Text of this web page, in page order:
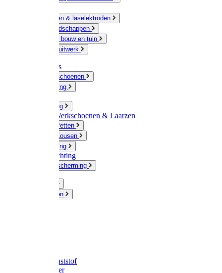
Slijpschijven & laselektroden
Handgereedschappen
IJzerwaren bouw en tuin
Hang en sluitwerk
Disposables
Werkhandschoenen
Regenkleding
Werkkleding
Wandel-/ Werkschoenen & Laarzen
Hoeden / Petten
Sokken / Kousen
Winterkleding
Winkelinrichting
Gelaatsbescherming
Knaagdieren
Emmer kunststof
Schepemmer